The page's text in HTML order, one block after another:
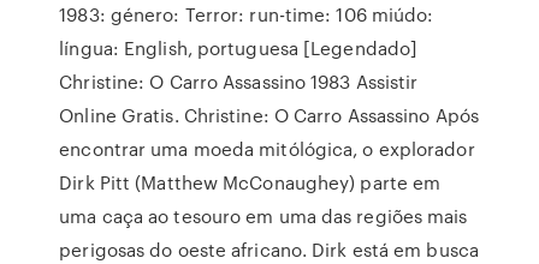
1983: género: Terror: run-time: 106 miúdo:
língua: English, portuguesa [Legendado]
Christine: O Carro Assassino 1983 Assistir
Online Gratis. Christine: O Carro Assassino Após
encontrar uma moeda mitólógica, o explorador
Dirk Pitt (Matthew McConaughey) parte em
uma caça ao tesouro em uma das regiões mais
perigosas do oeste africano. Dirk está em busca